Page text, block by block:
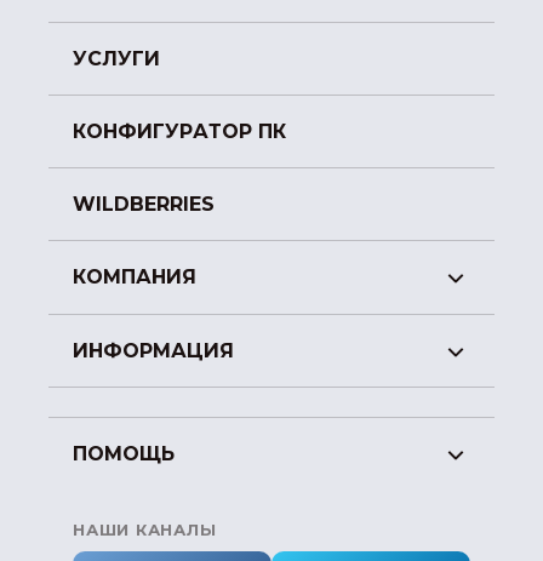
УСЛУГИ
КОНФИГУРАТОР ПК
WILDBERRIES
КОМПАНИЯ
ИНФОРМАЦИЯ
ПОМОЩЬ
НАШИ КАНАЛЫ